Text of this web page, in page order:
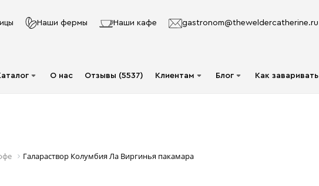
Наши фермы Наши кафе gastronom@theweldercatherine.ru
О нас Отзывы (5537) Клиентам Блог Как заваривать
Галараствор Колумбия Ла Виргинья пакамара